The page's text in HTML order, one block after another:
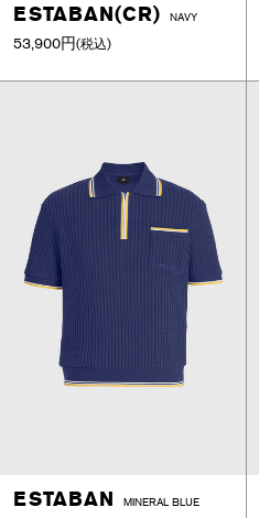
ESTABAN(CR) NAVY
53,900円(税込)
ESTABAN MINERAL BLUE